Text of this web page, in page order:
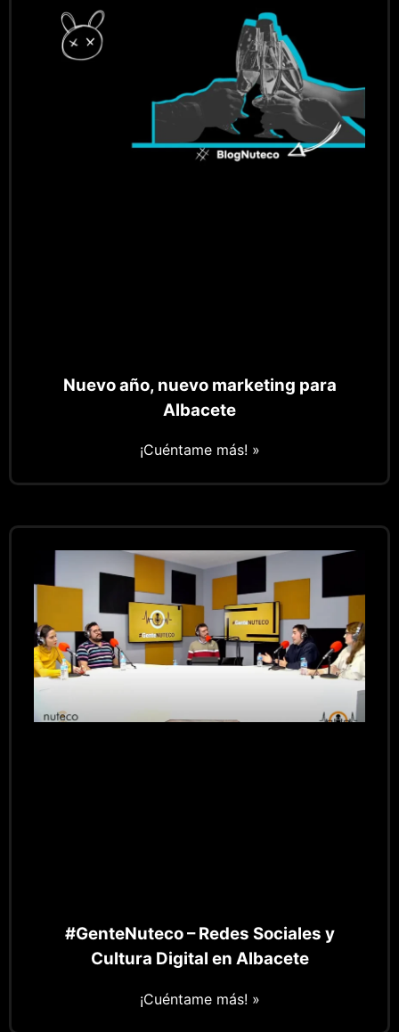
Nuevo año, nuevo marketing para
Albacete
¡Cuéntame más! »
#GenteNuteco – Redes Sociales y
Cultura Digital en Albacete
¡Cuéntame más! »